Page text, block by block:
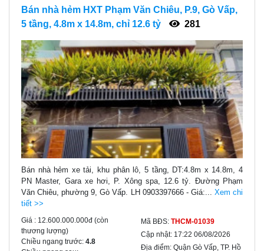
Bán nhà hẻm HXT Phạm Văn Chiêu, P.9, Gò Vấp,
5 tầng, 4.8m x 14.8m, chỉ 12.6 tỷ
281
Bán nhà hẻm xe tải, khu phân lô, 5 tầng, DT:4.8m x 14.8m, 4
PN Master, Gara xe hơi, P. Xông spa, 12.6 tỷ. Đường Phạm
Văn Chiêu, phường 9, Gò Vấp. LH 0903397666 - Giá:... Xem chi
tiết >>
Giá : 12.600.000.000đ (còn
thương lượng)
Chiều ngang trước: 4.8
Mã BĐS: THCM-01039
Cập nhật: 17:22 06/08/2026
Địa điểm: Quận Gò Vấp, TP. Hồ